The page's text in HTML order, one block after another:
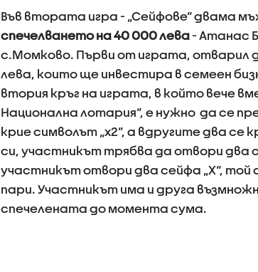
Във втората игра - „Сейфове“ двама
спечелването на 40 000 лева- Атанас
с.Момково. Първи от играта, отварил
лева, които ще инвестира в семеен
втория кръг на играта, в който вече
Национална лотария“, е нужно да се
крие символът „x2“, а вдругите два се
си, участникът трябва да отвори два
участникът отвори два сейфа „Х“,
пари. Участникът има и друга
спечелената до момента сума.